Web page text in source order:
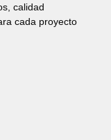
calidad
cada proyecto